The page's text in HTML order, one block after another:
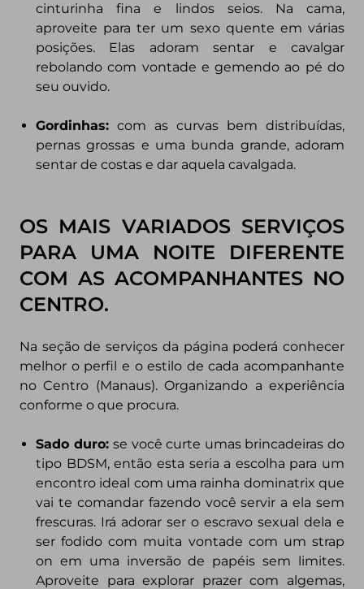
cinturinha fina e lindos seios. Na cama,
aproveite para ter um sexo quente em várias
posições. Elas adoram sentar e cavalgar
rebolando com vontade e gemendo ao pé do
seu ouvido.
Gordinhas: com as curvas bem distribuídas,
pernas grossas e uma bunda grande, adoram
sentar de costas e dar aquela cavalgada.
OS MAIS VARIADOS SERVIÇOS
PARA UMA NOITE DIFERENTE
COM AS ACOMPANHANTES NO
CENTRO.
Na seção de serviços da página poderá conhecer
melhor o perfil e o estilo de cada acompanhante
noCentro (Manaus).Organizando a experiência
conforme o que procura.
Sado duro:se você curte umas brincadeiras do
tipo BDSM, então esta seria a escolha para um
encontro ideal com uma rainha dominatrix que
vai te comandar fazendo você servir a ela sem
frescuras. Irá adorar ser o escravo sexual dela e
ser fodido com muita vontade com um strap
on em uma inversão de papéis sem limites.
Aproveite para explorar prazer com algemas,